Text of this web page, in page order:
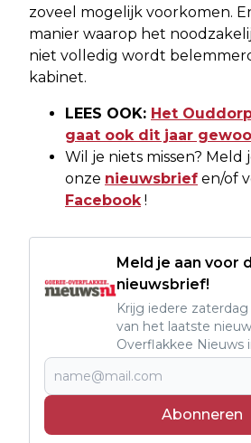
zoveel mogelijk voorkomen.
manier waarop het
niet volledig wordt
kabinet.
LEES OOK: Het
gaat ook dit jaar
Wil je niets missen? Meld
onze nieuwsbrief en/of
Facebook !
Meld je aan voor
nieuwsbrief!
Krijg iedere
van het laatste
Overflakkee Nieuws
Abonneren